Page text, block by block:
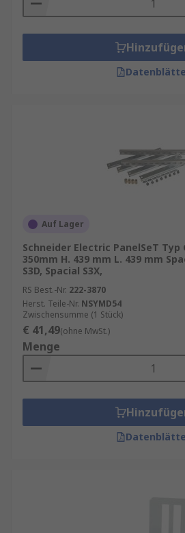
Auf Lager
Schneider Electric PanelSeT Typ
350mm H. 439 mm L. 439 mm
S3D, Spacial S3X,
RS Best.-Nr. 222-3870
Herst. Teile-Nr. NSYMD54
Zwischensumme (1 Stück)
€ 41,49(ohne MwSt.)
Menge